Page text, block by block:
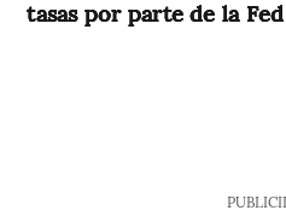
tasas por parte de la